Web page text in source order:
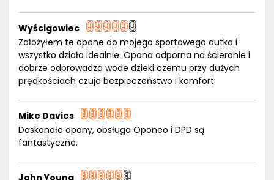
Wyścigowiec
Założyłem te opone do mojego sportowego autka i
wszystko działa idealnie. Opona odporna na ścieranie i
dobrze odprowadza wode dzieki czemu przy dużych
prędkościach czuje bezpieczeństwo i komfort
Mike Davies
Doskonałe opony, obsługa Oponeo i DPD są
fantastyczne.
John Young